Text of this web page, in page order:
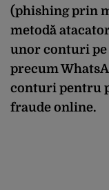
(phishing prin
metodă
unor conturi pe
precum
conturi pentru
fraude online.